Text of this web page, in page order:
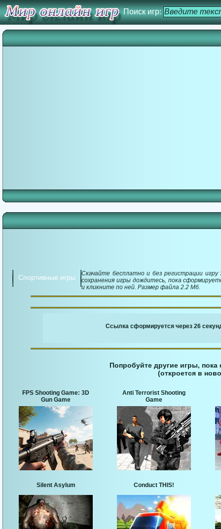
Поиск игр:
Спортивные игры
Скачайте бесплатно и без регистрации игру
сохранения игры дождитесь, пока
и кликните по ней. Размер файла 2.2 Мб.
Ссылка сформируется через 26
Попробуйте другие игры,
(откроется в
FPS Shooting Game: 3D
Gun Game
Anti Terrorist Shooting
Game
Silent Asylum Conduct THIS!